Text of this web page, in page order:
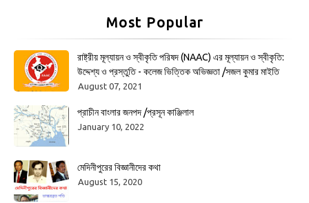
Most Popular
রাষ্ট্রীয় মূল্যায়ন ও স্বীকৃতি পরিষদ (NAAC) এর মূল্যায়ন ও স্বীকৃতি:
উদ্দেশ্য ও প্রস্তুতি - কলেজ ভিত্তিক অভিজ্ঞতা /সজল কুমার মাইতি
August 07, 2021
প্রাচীন বাংলার জনপদ /প্রসূন কাঞ্জিলাল
January 10, 2022
মেদিনীপুরের বিজ্ঞানীদের কথা
August 15, 2020